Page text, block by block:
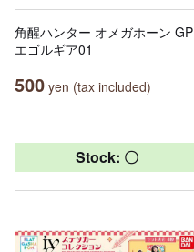
角醒ハンター オメガホーン GP
エゴルギア01
500 yen (tax included)
Stock: 〇